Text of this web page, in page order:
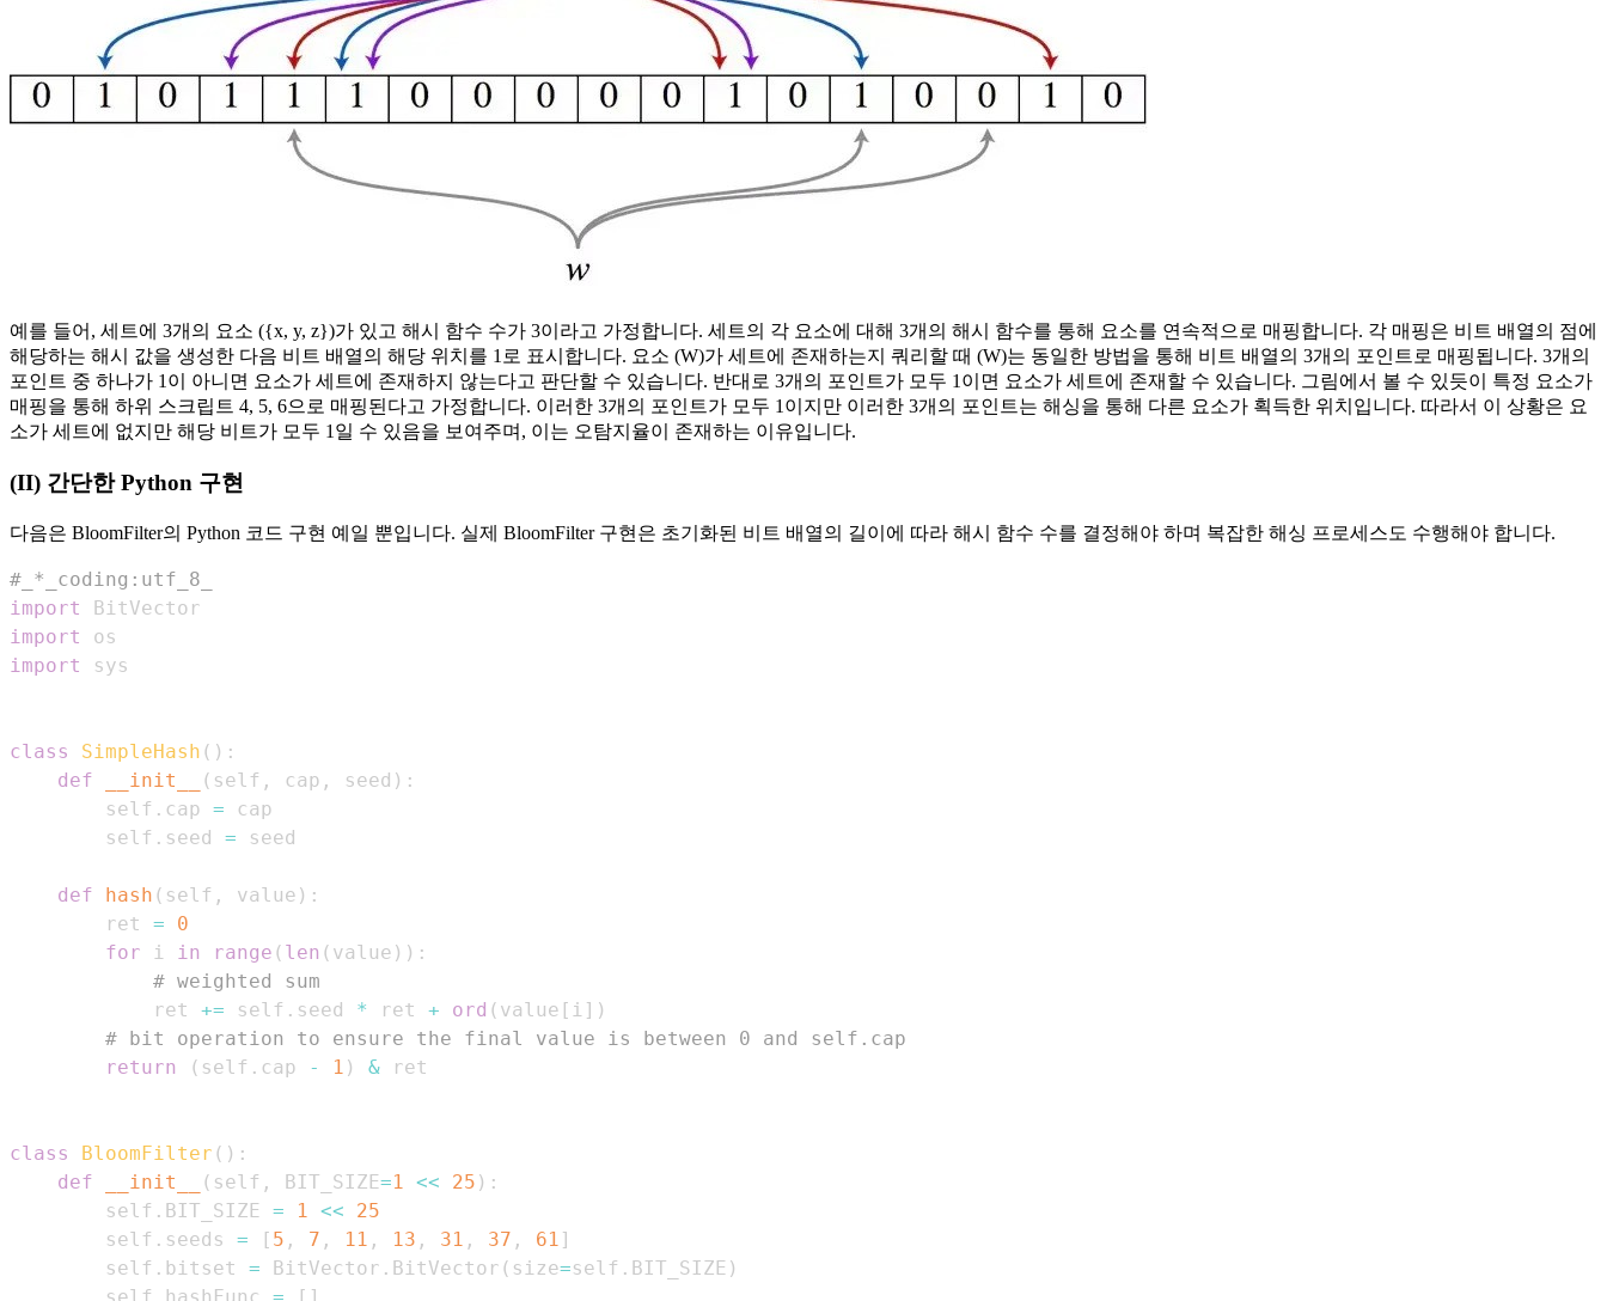
예를 들어, 세트에 3개의 요소 ({x, y, z})가 있고 해시 함수 수가 3이라고 가정합니다. 세트의 각 요소에 대해 3개의 해시 함수를 통해 요소를 연속적으로 매핑합니다. 각 매핑은 비트 배열의 점에
해당하는 해시 값을 생성한 다음 비트 배열의 해당 위치를 1로 표시합니다. 요소 (W)가 세트에 존재하는지 쿼리할 때 (W)는 동일한 방법을 통해 비트 배열의 3개의 포인트로 매핑됩니다. 3개의
포인트 중 하나가 1이 아니면 요소가 세트에 존재하지 않는다고 판단할 수 있습니다. 반대로 3개의 포인트가 모두 1이면 요소가 세트에 존재할 수 있습니다. 그림에서 볼 수 있듯이 특정 요소가
매핑을 통해 하위 스크립트 4, 5, 6으로 매핑된다고 가정합니다. 이러한 3개의 포인트가 모두 1이지만 이러한 3개의 포인트는 해싱을 통해 다른 요소가 획득한 위치입니다. 따라서 이 상황은 요
소가 세트에 없지만 해당 비트가 모두 1일 수 있음을 보여주며, 이는 오탐지율이 존재하는 이유입니다.
(II) 간단한 Python 구현
다음은 BloomFilter의 Python 코드 구현 예일 뿐입니다. 실제 BloomFilter 구현은 초기화된 비트 배열의 길이에 따라 해시 함수 수를 결정해야 하며 복잡한 해싱 프로세스도 수행해야 합니다.
#_*_coding:utf_8_
import
import
import
class SimpleHash ( ) :
def
__init__ ( self , cap , seed ) :
        self
. cap =
        self
. seed =
def hash ( self , value ) :
        ret
=
0
for i in range ( len ( value ) ) :
# weighted sum
            ret
+= self . seed * ret + ord ( value [ i ] )
# bit operation to ensure the final value is between 0 and self.cap
return
( self . cap - 1 ) &
class BloomFilter ( ) :
def
__init__ ( self , BIT_SIZE=1 << 25 ) :
        self
. BIT_SIZE = 1 <<
25
        self
. seeds = [ 5 , 7 , 11 , 13 , 31 , 37 , 61 ]
        self
. bitset = BitVector . BitVector ( size=self . BIT_SIZE )